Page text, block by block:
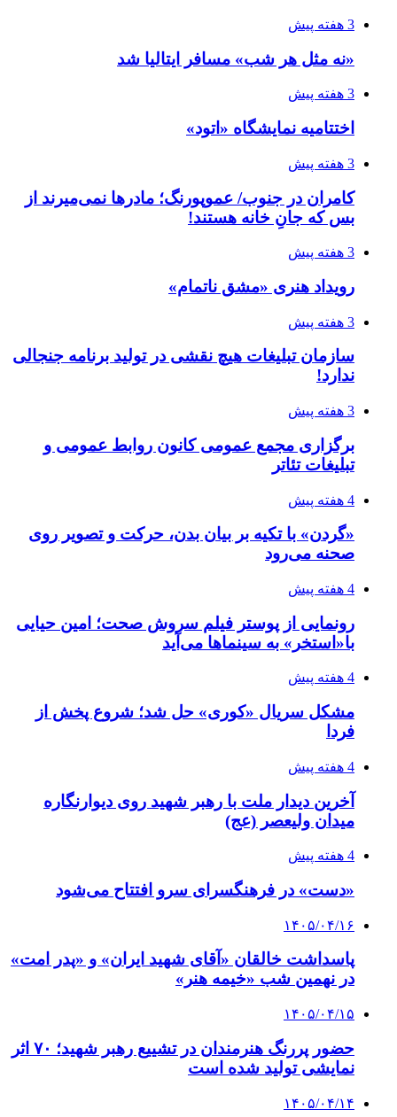
3 هفته پیش
«نه مثل هر شب» مسافر ایتالیا شد
3 هفته پیش
اختتامیه نمایشگاه «اتود»
3 هفته پیش
کامران در جنوب/ عموپورنگ؛ مادرها نمی‌میرند از
بس که جانِ خانه هستند!
3 هفته پیش
رویداد هنری «مشق ناتمام»
3 هفته پیش
سازمان تبلیغات هیچ نقشی در تولید برنامه جنجالی
ندارد!
3 هفته پیش
برگزاری مجمع عمومی کانون روابط عمومی و
تبلیغات تئاتر
4 هفته پیش
«گردن» با تکیه بر بیان بدن، حرکت و تصویر روی
صحنه می‌رود
4 هفته پیش
رونمایی از پوستر فیلم سروش صحت؛ امین حیایی
با«استخر» به سینماها می‌آید
4 هفته پیش
مشکل سریال «کوری» حل شد؛ شروع پخش از
فردا
4 هفته پیش
آخرین دیدار ملت با رهبر شهید روی دیوارنگاره
میدان ولیعصر (عج)
4 هفته پیش
«دست» در فرهنگسرای سرو افتتاح می‌شود
۱۴۰۵/۰۴/۱۶
پاسداشت خالقان «آقای شهید ایران» و «پدر امت»
در نهمین شب «خیمه هنر»
۱۴۰۵/۰۴/۱۵
حضور پررنگ هنرمندان در تشییع رهبر شهید؛ ۷۰ اثر
نمایشی تولید شده است
۱۴۰۵/۰۴/۱۴